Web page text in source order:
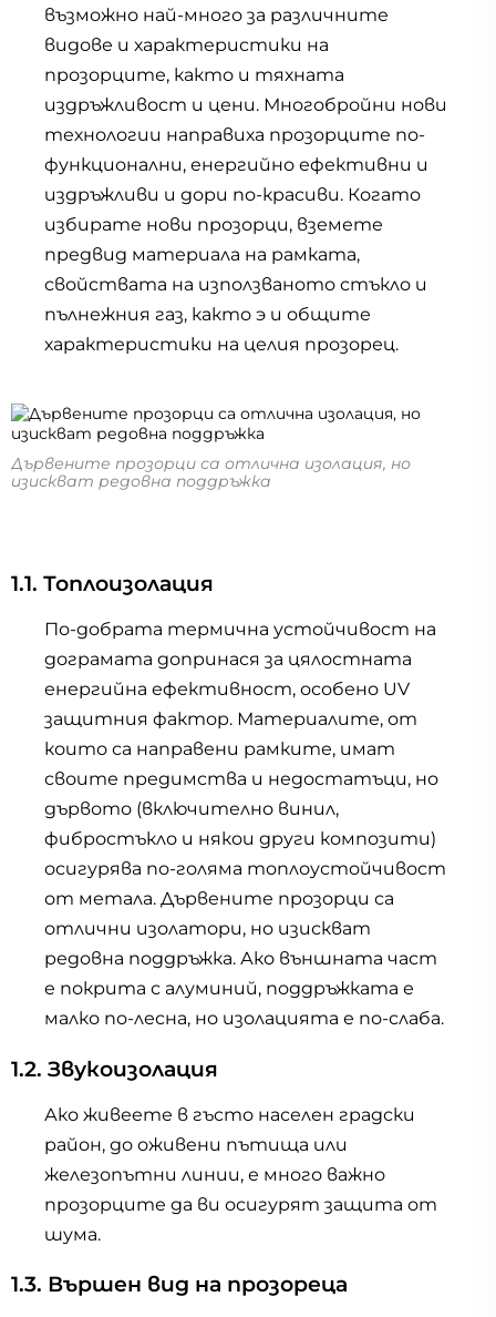
възможно най-много за различните
видове и характеристики на
прозорците, както и тяхната
издръжливост и цени. Многобройни нови
технологии направиха прозорците по-
функционални, енергийно ефективни и
издръжливи и дори по-красиви. Когато
избирате нови прозорци, вземете
предвид материала на рамката,
свойствата на използваното стъкло и
пълнежния газ, както э и общите
характеристики на целия прозорец.
Дървените прозорци са отлична изолация, но
изискват редовна поддръжка
1.1. Топлоизолация
По-добрата термична устойчивост на
дограмата допринася за цялостната
енергийна ефективност, особено UV
защитния фактор. Материалите, от
които са направени рамките, имат
своите предимства и недостатъци, но
дървото (включително винил,
фибростъкло и някои други композити)
осигурява по-голяма топлоустойчивост
от метала. Дървените прозорци са
отлични изолатори, но изискват
редовна поддръжка. Ако външната част
е покрита с алуминий, поддръжката е
малко по-лесна, но изолацията е по-слаба.
1.2. Звукоизолация
Ако живеете в гъсто населен градски
район, до оживени пътища или
железопътни линии, е много важно
прозорците да ви осигурят защита от
шума.
1.3. Вършен вид на прозореца